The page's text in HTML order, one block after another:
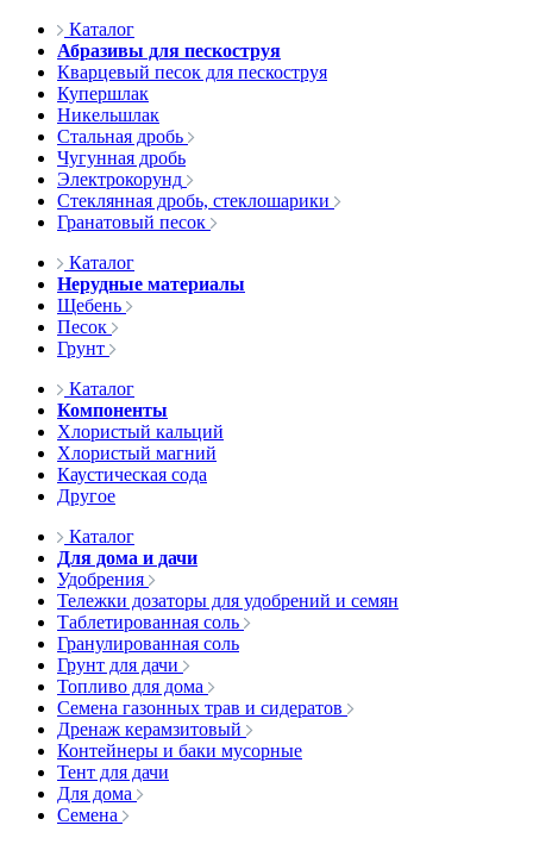
Каталог
Абразивы для пескоструя
Кварцевый песок для пескоструя
Купершлак
Никельшлак
Стальная дробь
Чугунная дробь
Электрокорунд
Стеклянная дробь, стеклошарики
Гранатовый песок
Каталог
Нерудные материалы
Щебень
Песок
Грунт
Каталог
Компоненты
Хлористый кальций
Хлористый магний
Каустическая сода
Другое
Каталог
Для дома и дачи
Удобрения
Тележки дозаторы для удобрений и семян
Таблетированная соль
Гранулированная соль
Грунт для дачи
Топливо для дома
Семена газонных трав и сидератов
Дренаж керамзитовый
Контейнеры и баки мусорные
Тент для дачи
Для дома
Семена